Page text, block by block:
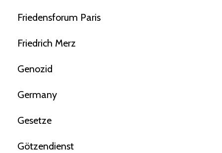
Friedensforum Paris
Friedrich Merz
Genozid
Germany
Gesetze
Götzendienst